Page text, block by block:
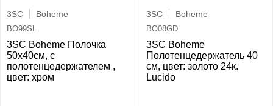
3SC Boheme
BO99SL
3SC Boheme Полочка
50х40см, с
полотенцедержателем ,
цвет: хром
3SC Boheme
BO08GD
3SC Boheme
Полотенцедержатель 40
см, цвет: золото 24к.
Lucido